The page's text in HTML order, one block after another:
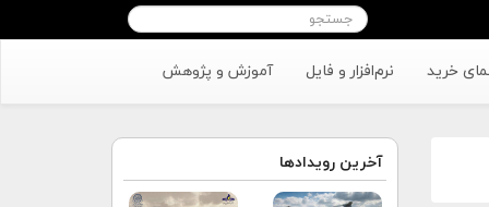
خرید نرم‌افزار و فایل آموزش و پژوهش
آخرین رویدادها